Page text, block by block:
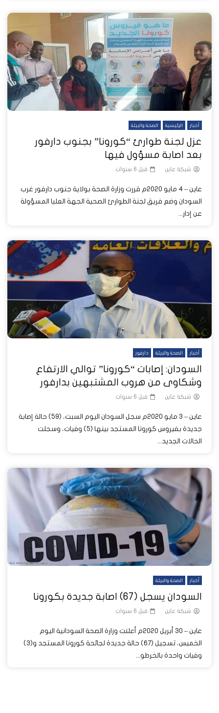
أخبار الرئيسية الصحة والبيئة
عزل لجنة طوارئ “كورونا” بجنوب دارفور
بعد اصابة مسؤول فيها
شبكة عاين قبل 6 سنوات
عاين – 4 مايو 2020م قررت وزارة الصحة بولاية جنوب دارفور غرب
السودان وضع فريق لجنة الطوارئ الصحية الجهة العليا المسؤولة
عن إدار...
أخبار الصحة والبيئة دارفور
السودان: إصابات “كورونا” توالي الارتفاع
وشكاوى من هروب المشتبهين بدارفور
شبكة عاين قبل 6 سنوات
عاين – 3 مايو 2020م سجل السودان اليوم السبت، (59) حالة إصابة
جديدة بفيروس كورونا المستجد بينها (5) وفيات، وسجلت
الحالات الجديد...
أخبار الصحة والبيئة
السودان يسجل (67) اصابة جديدة بكورونا
شبكة عاين قبل 6 سنوات
عاين – 30 أبريل 2020م أعلنت وزارة الصحة السودانية اليوم
الخميس، تسجيل (67) حالة جديدة لجائحة كورونا المستجد و(3)
وفيات واحدة بالخرطو...